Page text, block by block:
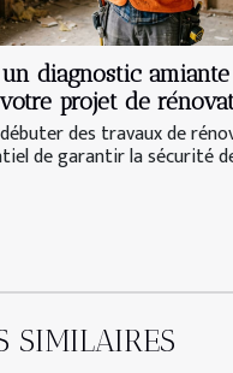
diagnostic
projet de
des travaux de
de garantir la sécurité
SIMILAIRES